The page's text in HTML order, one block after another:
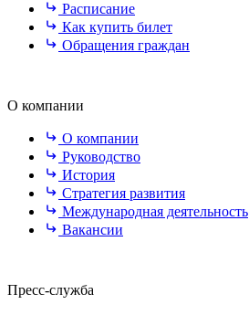
Расписание
Как купить билет
Обращения граждан
О компании
О компании
Руководство
История
Стратегия развития
Международная деятельность
Вакансии
Пресс-служба